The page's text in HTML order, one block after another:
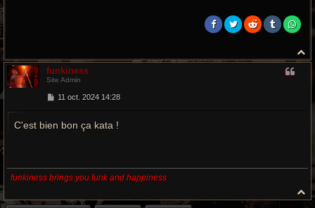
a
funkiness
Site Admin
M
s
11 oct. 2024 14:28
C'est bien bon ça kata !
funkiness brings you funk and happiness
H
a